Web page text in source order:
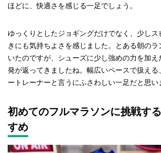
ほどに、快適さを感じる一足でしょう。
ゆっくりとしたジョギングだけでなく、少しス
きにも気持ちよさを感じました。とある朝の
いたのですが、シューズに少し強めの力を加え
発が返ってきましたね。幅広いペースで扱える
ートレーナーと言うにふさわしい一足だと思い
初めてのフルマラソンに挑戦す
すめ